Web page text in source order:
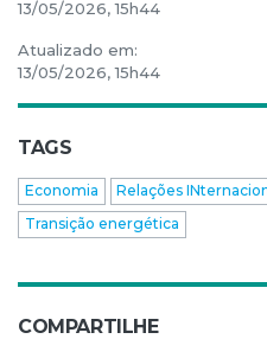
13/05/2026, 15h44
Atualizado em:
13/05/2026, 15h44
TAGS
Economia Relações
Transição energética
COMPARTILHE